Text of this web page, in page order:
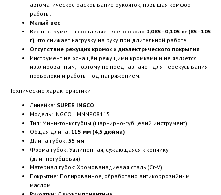
автоматическое раскрывание рукояток, повышая комфорт
работы.
Малый вес
Вес инструмента составляет всего около 0,085–0,105 кг (85–105
г), что снижает нагрузку на руку при длительной работе.
Отсутствие режущих кромок и диэлектрического покрытия
Инструмент не оснащён режущими кромками и не является
изолированным, поэтому не предназначен для перекусывания
проволоки и работы под напряжением.
Технические характеристики
Линейка: SUPER INGCO
Модель: INGCO HMNNP08115
Тип: Мини-тонкогубцы (шарнирно-губцевый инструмент)
Общая длина: 115 мм (4,5 дюйма)
Длина губок: 55 мм
Форма губок: Удлинённая, сужающаяся к кончику
(длинногубцевая)
Материал губок: Хромованадиевая сталь (Cr-V)
Покрытие: Полированное, обработано антикоррозийным
маслом